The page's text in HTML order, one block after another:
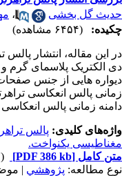
حدیث گل بخشی
،
چکیده:
(۶۴۵۴ مشاهده)
در این مقاله، انتشار
دی الکتریک پلاسمای گرم و
دیواره هایی از جنس
زمانی پالس انعکاسی
دامنه زمانی پالس
واژه‌های کلیدی: پالس
مغناطیسی یکنواخت.
متن کامل [PDF 386 kb]
(۱۷۷۷ دریافت)
نوع مطالعه: پژوهشي |